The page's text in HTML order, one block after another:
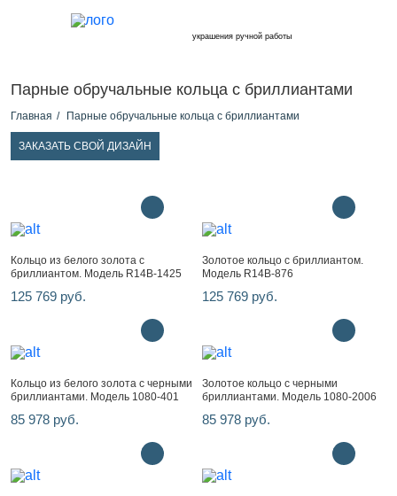
украшения ручной работы
Парные обручальные кольца с бриллиантами
Главная Парные обручальные кольца с бриллиантами
ЗАКАЗАТЬ СВОЙ ДИЗАЙН
Кольцо из белого золота с
бриллиантом. Модель R14B-1425
125 769 руб.
Золотое кольцо с бриллиантом.
Модель R14B-876
125 769 руб.
Кольцо из белого золота с черными
бриллиантами. Модель 1080-401
85 978 руб.
Золотое кольцо с черными
бриллиантами. Модель 1080-2006
85 978 руб.